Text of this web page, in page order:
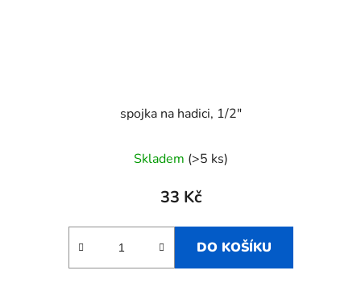
spojka na hadici, 1/2"
Skladem (>5 ks)
33 Kč
DO KOŠÍKU